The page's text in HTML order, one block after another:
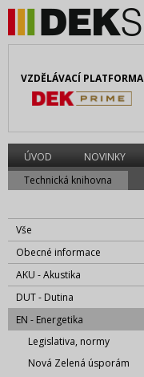
VZDĚLÁVACÍ PLATFORMA
ÚVOD NOVINKY
Technická knihovna
Vše
Obecné informace
AKU - Akustika
DUT - Dutina
EN - Energetika
Legislativa, normy
Nová Zelená úsporám